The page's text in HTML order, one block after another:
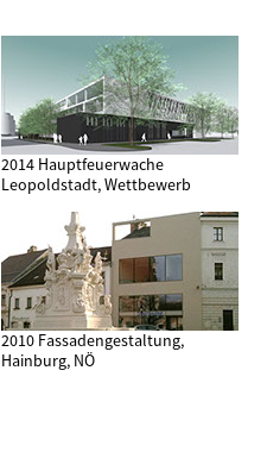
2014 Hauptfeuerwache
Leopoldstadt, Wettbewerb
2010 Fassadengestaltung,
Hainburg, NÖ